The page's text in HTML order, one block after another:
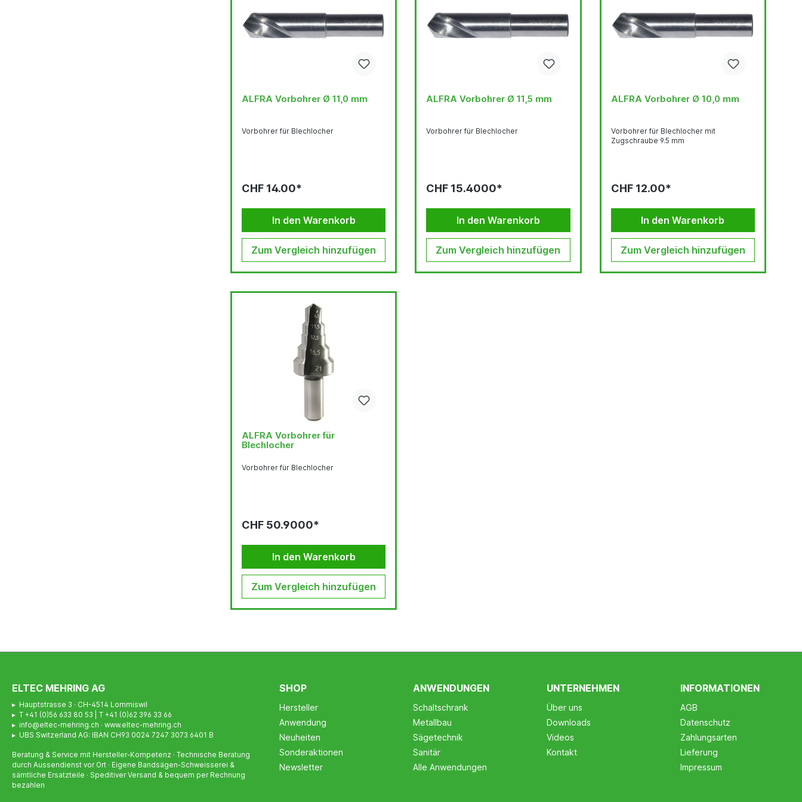
ALFRA Vorbohrer Ø 11,0 mm
Vorbohrer für Blechlocher
CHF 14.00*
In den Warenkorb
Zum Vergleich hinzufügen
ALFRA Vorbohrer Ø 11,5 mm
Vorbohrer für Blechlocher
CHF 15.4000*
In den Warenkorb
Zum Vergleich hinzufügen
ALFRA Vorbohrer Ø 10,0 mm
Vorbohrer für Blechlocher mit
Zugschraube 9.5 mm
CHF 12.00*
In den Warenkorb
Zum Vergleich hinzufügen
ALFRA Vorbohrer für
Blechlocher
Vorbohrer für Blechlocher
CHF 50.9000*
In den Warenkorb
Zum Vergleich hinzufügen
ELTEC MEHRING AG
▸ Hauptstrasse 3 · CH-4514 Lommiswil
▸ T +41 (0)56 633 80 53 | T +41 (0)62 396 33 66
▸ info@eltec-mehring.ch · www.eltec-mehring.ch
▸ UBS Switzerland AG: IBAN CH93 0024 7247 3073 6401 B
Beratung & Service mit Hersteller-Kompetenz · Technische Beratung
durch Aussendienst vor Ort · Eigene Bandsägen-Schweisserei &
sämtliche Ersatzteile · Speditiver Versand & bequem per Rechnung
bezahlen
SHOP
Hersteller
Anwendung
Neuheiten
Sonderaktionen
Newsletter
ANWENDUNGEN
Schaltschrank
Metallbau
Sägetechnik
Sanitär
Alle Anwendungen
UNTERNEHMEN
Über uns
Downloads
Videos
Kontakt
INFORMATIONEN
AGB
Datenschutz
Zahlungsarten
Lieferung
Impressum